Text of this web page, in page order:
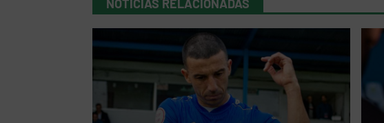
NOTICIAS RELACIONADAS